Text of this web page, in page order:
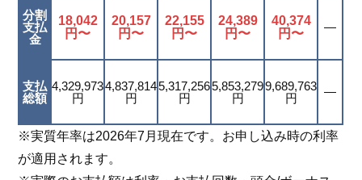
分割
支払
金
18,042
円〜
20,157
円〜
22,155
円〜
24,389
円〜
40,374
円〜
―
支払
総額
4,329,973
円
4,837,814
円
5,317,256
円
5,853,279
円
9,689,763
円
―
※実質年率は2026年7月現在です。お申し込み時の利率
が適用されます。